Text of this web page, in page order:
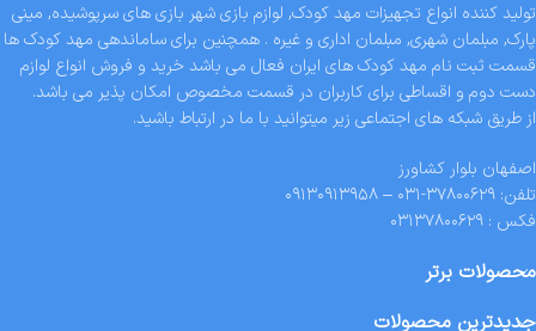
تولید کننده انواع تجهیزات مهد کودک, لوازم بازی شهر بازی های سرپوشیده, مینی
پارک, مبلمان شهری, مبلمان اداری و غیره . همچنین برای ساماندهی مهد کودک ها
قسمت ثبت نام مهد کودک های ایران فعال می باشد خرید و فروش انواع لوازم
دست دوم و اقساطی برای کاربران در قسمت مخصوص امکان پذیر می باشد.
از طریق شبکه های اجتماعی زیر میتوانید با ما در ارتباط باشید.
اصفهان بلوار کشاورز
تلفن: ۳۷۸۰۰۶۲۹-۰۳۱ – ۰۹۱۳۰۹۱۳۹۵۸
فکس : ۰۳۱۳۷۸۰۰۶۲۹
محصولات برتر
جدیدترین محصولات